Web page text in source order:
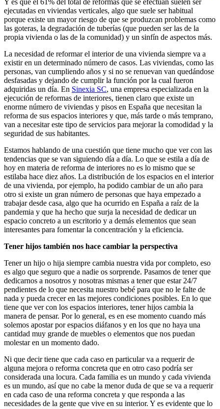
ejecutadas en viviendas verticales, algo que suele ser habitual
porque existe un mayor riesgo de que se produzcan problemas como
las goteras, la degradación de tuberías (que pueden ser las de la
propia vivienda o las de la comunidad) y un sinfín de aspectos más.
La necesidad de reformar el interior de una vivienda siempre va a
existir en un determinado número de casos. Las viviendas, como las
personas, van cumpliendo años y si no se renuevan van quedándose
desfasadas y dejando de cumplir la función por la cual fueron
adquiridas un día. En Sinexia SC, una empresa especializada en la
ejecución de reformas de interiores, tienen claro que existe un
enorme número de viviendas y pisos en España que necesitan la
reforma de sus espacios interiores y que, más tarde o más temprano,
van a necesitar este tipo de servicios para mejorar la comodidad y la
seguridad de sus habitantes.
Estamos hablando de una cuestión que tiene mucho que ver con las
tendencias que se van siguiendo día a día. Lo que se estila a día de
hoy en materia de reforma de interiores no es lo mismo que se
estilaba hace diez años. La distribución de los espacios en el interior
de una vivienda, por ejemplo, ha podido cambiar de un año para
otro si existe un gran número de personas que haya empezado a
trabajar desde casa, algo que ha ocurrido en España a raíz de la
pandemia y que ha hecho que surja la necesidad de dedicar un
espacio concreto a un escritorio y a demás elementos que sean
interesantes para fomentar la concentración y la eficiencia.
Tener hijos también nos hace cambiar la perspectiva
Tener un hijo o hija siempre cambia nuestra vida por completo, eso
es algo que seguro que a nadie os sorprende. Pasamos de tener que
dedicarnos a nosotros y nosotras mismas a tener que estar 24/7
pendientes de lo que necesita nuestro bebé para que no le falte de
nada y pueda crecer en las mejores condiciones posibles. En lo que
tiene que ver con los espacios interiores, tener hijos cambia la
manera de pensar. Por lo general, es en ese momento cuando más
solemos apostar por espacios diáfanos y en los que no haya una
cantidad muy grande de muebles o elementos que nos puedan
molestar en un momento dado.
Ni que decir tiene que cada caso en particular va a requerir de
alguna mejora o reforma concreta que en otro caso podría ser
considerada una locura. Cada familia es un mundo y cada vivienda
es un mundo, así que no cabe la menor duda de que se va a requerir
en cada caso de una reforma concreta y que responda a las
necesidades de la gente que vive en su interior. Y es evidente que lo